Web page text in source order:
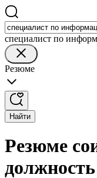
специалист по
Резюме
Найти
Резюме